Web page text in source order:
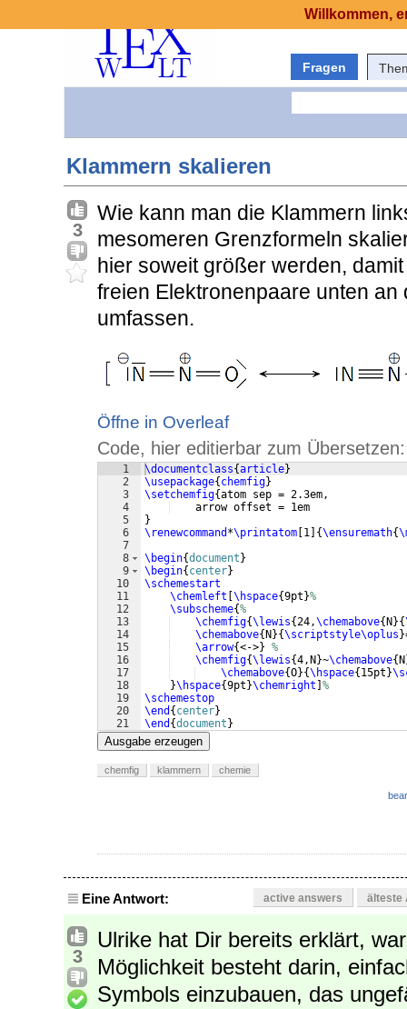
Fragen
Klammern skalieren
3
Wie kann man die Klammern
mesomeren Grenzformeln
hier soweit größer werden,
freien Elektronenpaare unten
umfassen.
Öffne in Overleaf
Code, hier editierbar zum Übersetzen:
1
2
3
4
5
6
7
8
9
10
11
12
13
14
15
16
17
18
19
20
21
\documentclass{article}
\usepackage{ chemfig}
\setchemfig{atom sep = 2.3em,
    arrow offset = 1em
}
\renewcommand *\printatom 1 {\ensuremath{
\begin{document }
\begin{ center}
\schemestart
\chemleft \hspace{9pt }%
\subscheme{%
\chemfig{\lewis{24,\chemabove{ N }{
\chemabove{ N }{\scriptstyle\oplus }
\arrow{<->} %
\chemfig{\lewis{4,N }~\chemabove{ N
\chemabove{O}{\hspace{ 15pt }
}\hspace{9pt }\chemright %
\schemestop
\end { center}
\end {document }
Ausgabe erzeugen
chemfig klammern chemie
Eine Antwort: active answers älteste
3
Ulrike hat Dir bereits erklärt,
Möglichkeit besteht darin,
Symbols einzubauen, das
Willkommen,